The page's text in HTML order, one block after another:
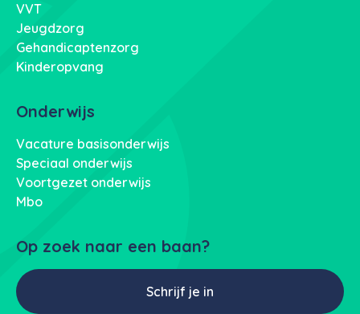
VVT
Jeugdzorg
Gehandicaptenzorg
Kinderopvang
Onderwijs
Vacature basisonderwijs
Speciaal onderwijs
Voortgezet onderwijs
Mbo
Op zoek naar een baan?
Schrijf je in